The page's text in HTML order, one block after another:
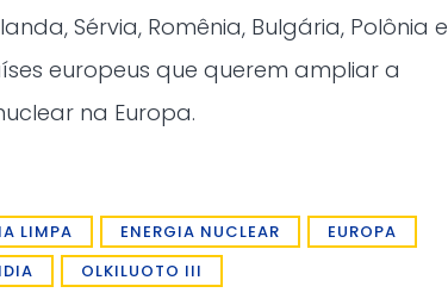
Sérvia, Romênia, Bulgária, Polônia e
europeus que querem ampliar a
na Europa.
LIMPA ENERGIA NUCLEAR
EUROPA
OLKILUOTO III